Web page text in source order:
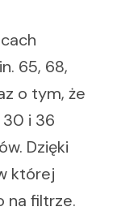
65, 68,
o tym, że
i 36
Dzięki
której
na filtrze.